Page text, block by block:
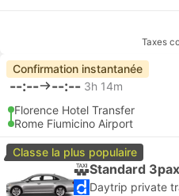
Taxes
Confirmation instantanée
--:-- --:-- 3h 14m
Florence Hotel Transfer
Rome Fiumicino Airport
Classe la plus populaire
Standard